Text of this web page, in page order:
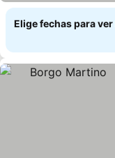
Elige fechas para